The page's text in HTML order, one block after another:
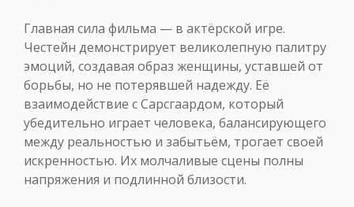
Главная сила фильма — в актёрской игре.
Честейн демонстрирует великолепную палитру
эмоций, создавая образ женщины, уставшей от
борьбы, но не потерявшей надежду. Её
взаимодействие с Сарсгаардом, который
убедительно играет человека, балансирующего
между реальностью и забытьём, трогает своей
искренностью. Их молчаливые сцены полны
напряжения и подлинной близости.